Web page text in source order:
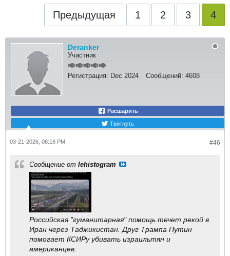
Предыдущая 1 2 3 4
Deranker
Участник
Регистрация: Dec 2024 Сообщений: 4608
Расшарить
Твитнуть
#46
03-21-2026, 08:16 PM
Сообщение от lehistogram
Российская "гуманитарная" помощь течет рекой в
Иран через Таджикистан. Друг Трампа Путин
помогает КСИРу убивать израильтян и
американцев.​